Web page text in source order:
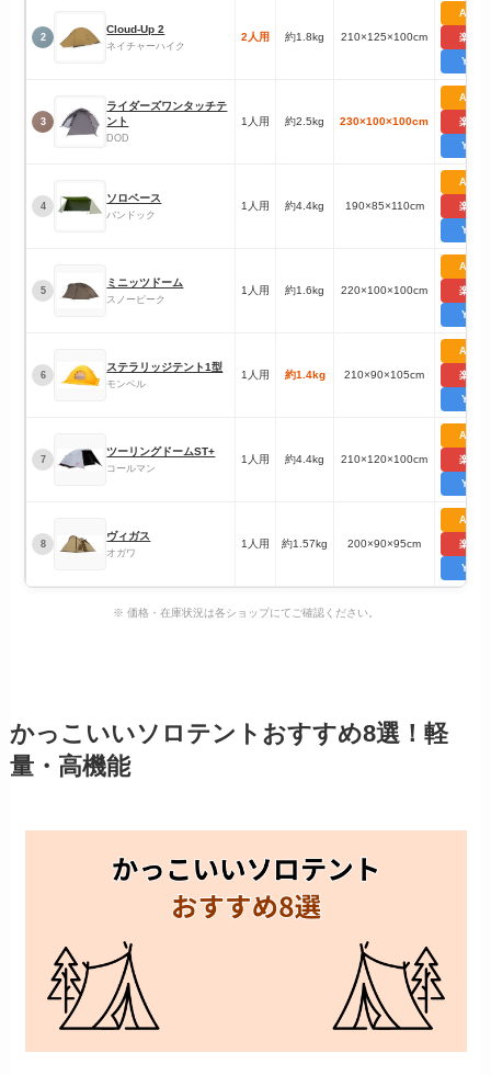
2
Cloud-Up 2
ネイチャーハイク
2人用 約1.8kg 210×125×100cm 楽天市
3
ライダーズワンタッチテ
ント
DOD
1人用 約2.5kg 230×100×100cm 楽天市
4
ソロベース
バンドック
1人用 約4.4kg 190×85×110cm 楽天市
5
ミニッツドーム
スノーピーク
1人用 約1.6kg 220×100×100cm 楽天市
6
ステラリッジテント1型
モンベル
1人用 約1.4kg 210×90×105cm 楽天市
7
ツーリングドームST+
コールマン
1人用 約4.4kg 210×120×100cm 楽天市
8
ヴィガス
オガワ
1人用 約1.57kg 200×90×95cm 楽天市
※ 価格・在庫状況は各ショップにてご確認ください。
かっこいいソロテントおすすめ8選！軽
量・高機能